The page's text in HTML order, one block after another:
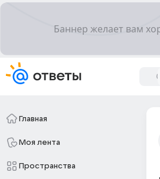
Главная
Моя лента
Пространства